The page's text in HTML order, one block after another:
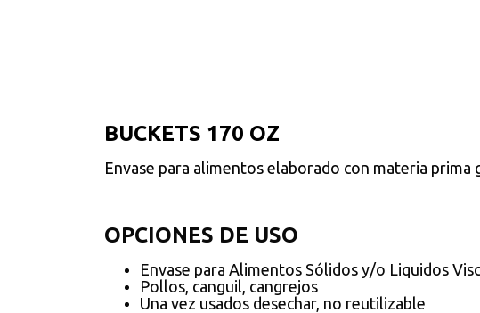
BUCKETS 170 OZ
Envase para alimentos elaborado con materia
OPCIONES DE USO
Envase para Alimentos Sólidos y/o Liquidos
Pollos, canguil, cangrejos
Una vez usados desechar, no reutilizable